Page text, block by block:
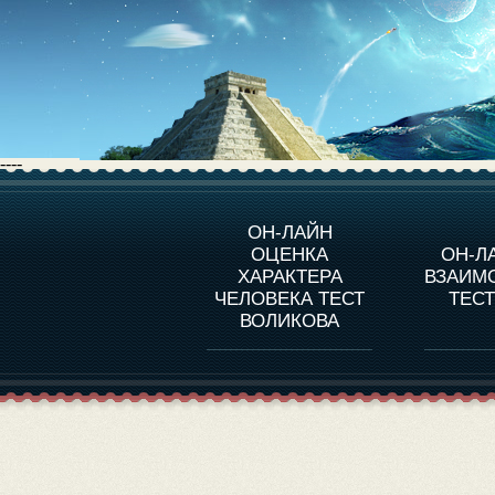
----
ОН-ЛАЙН
ОЦЕНКА
ХАРАКТЕРА
ЧЕЛОВЕКА ТЕСТ
ВОЛИКОВА
ОН-
О ПРОГРАММЕ
ОЦЕНКА ХАРАКТЕРA
ЧЕЛОВЕКА
ОЦЕНКА ХАРАКТЕРА
ВЫДАЮЩИХСЯ
ЛИЧНОСТЕЙ